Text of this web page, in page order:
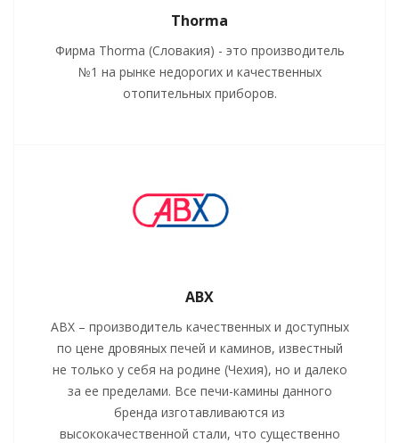
Thorma
Фирма Thorma (Словакия) - это производитель
№1 на рынке недорогих и качественных
отопительных приборов.
ABX
AВХ – производитель качественных и доступных
по цене дровяных печей и каминов, известный
не только у себя на родине (Чехия), но и далеко
за ее пределами. Все печи-камины данного
бренда изготавливаются из
высококачественной стали, что существенно